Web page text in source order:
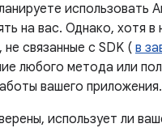
использовать
на вас. Однако, хотя
связанные с SDK ( в
любого метода или
вашего приложения.
использует ли